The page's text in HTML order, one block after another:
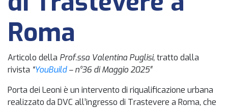
Roma
Articolo della Prof.ssa Valentina Puglisi,tratto dalla
rivista “YouBuild– n°36 di Maggio 2025″
Porta dei Leoni è un intervento di riqualificazione urbana
realizzato da DVC all’ingresso di Trastevere a Roma, che